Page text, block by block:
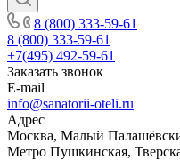
8 (800) 333-59-61
8 (800) 333-59-61
+7(495) 492-59-61
Заказать звонок
E-mail
info@sanatorii-oteli.ru
Адрес
Москва, Малый
Метро Пушкинская,